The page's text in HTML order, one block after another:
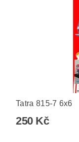
Tatra 815-7 6x6
250 Kč